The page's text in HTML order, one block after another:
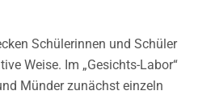
Schülerinnen und Schüler
Weise. Im „Gesichts-Labor“
Münder zunächst einzeln